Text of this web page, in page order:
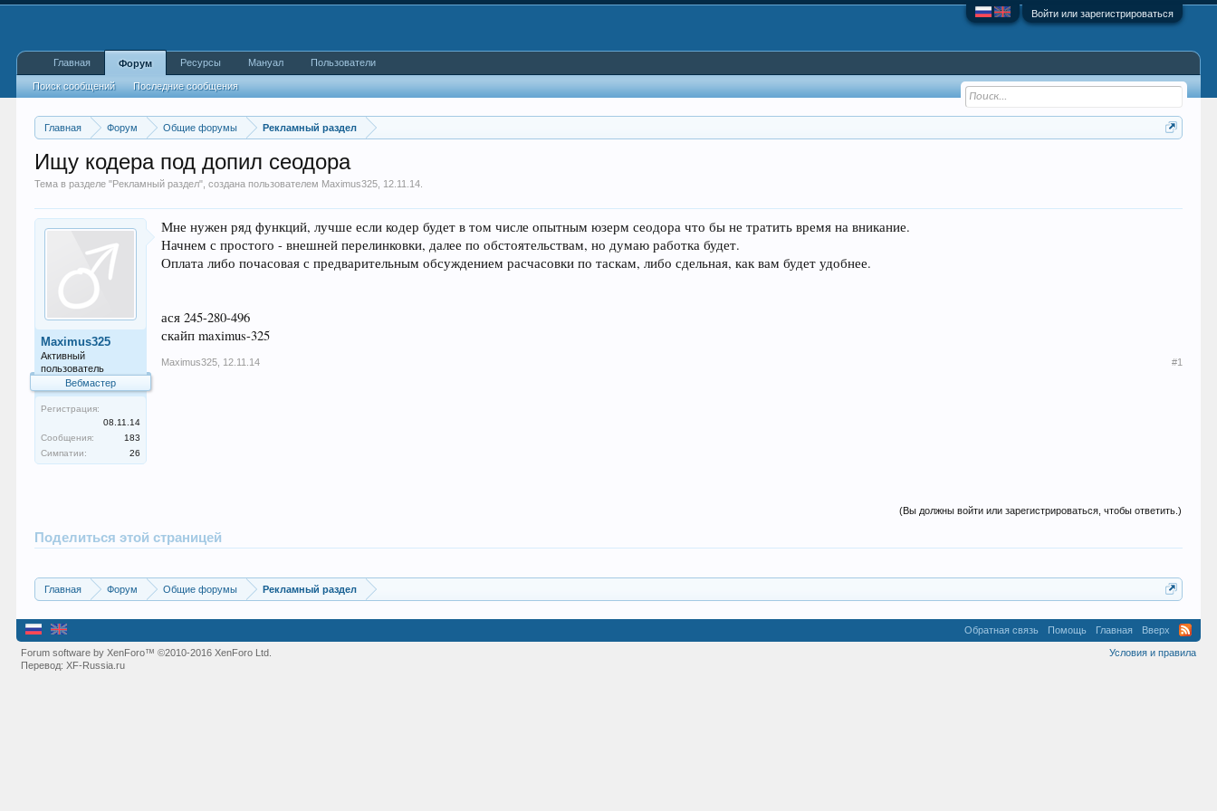
Войти или зарегистрироваться
Главная Форум Общие форумы Рекламный раздел
Ищу кодера под допил сеодора
Тема в разделе "Рекламный раздел", создана пользователем Maximus325 12.11.14
Maximus325
Активный
пользователь
Вебмастер
Регистрация:
08.11.14
Сообщения:
183
Симпатии:
26
Мне нужен ряд функций, лучше если кодер будет в том числе опытным юзерм сеодора что бы не тратить время на вникание.
Начнем с простого - внешней перелинковки, далее по обстоятельствам, но думаю работка будет.
Оплата либо почасовая с предварительным обсуждением расчасовки по таскам, либо сдельная, как вам будет удобнее.
ася 245-280-496
скайп maximus-325
Maximus325 12.11.14 #1
(Вы должны войти или зарегистрироваться, чтобы ответить.)
Поделиться этой страницей
Главная Форум Общие форумы Рекламный раздел
Главная Форум
Поиск сообщений Последние сообщения
Ресурсы Мануал Пользователи
Обратная связь Помощь Главная Вверх
Условия и правила
Forum software by XenForo™©2010-2016 XenForo Ltd.
Перевод:XF-Russia.ru